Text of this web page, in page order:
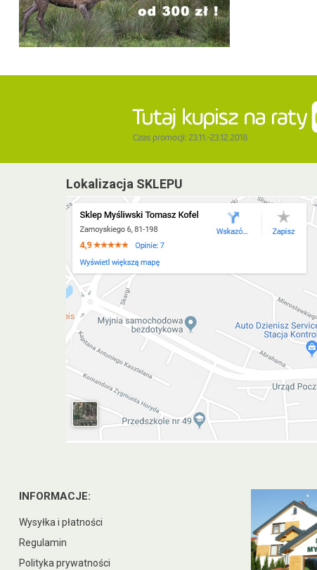
Lokalizacja SKLEPU
INFORMACJE:
Wysyłka i płatności
Regulamin
Polityka prywatności